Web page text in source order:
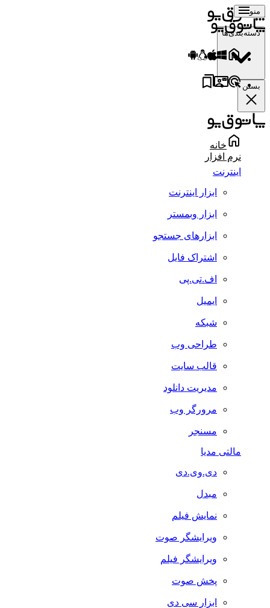
منو
دسته‌بندی‌ها
بستن
خانه
نرم افزار
اینترنت
ابزار اینترنت
ابزار وبمستر
ابزارهای جستجو
اشتراک فایل
اف.تی.پی
ایمیل
شبکه
طراحی وب
قالب سایت
مدیریت دانلود
مرورگر وب
مسنجر
مالتی مدیا
دی.وی.دی
مبدل
نمایش فیلم
ویرایشگر صوت
ویرایشگر فیلم
پخش صوت
ابزار سی دی